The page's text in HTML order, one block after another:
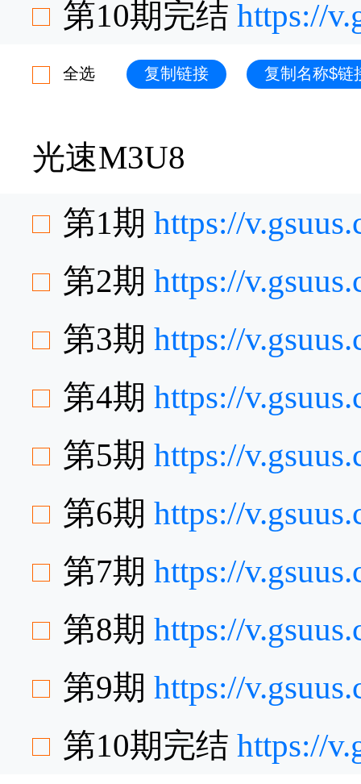
第10期完结 https://
全选 复制链接 复制名称$链
光速M3U8
第1期 https://
第2期 https://
第3期 https://
第4期 https://
第5期 https://
第6期 https://
第7期 https://
第8期 https://
第9期 https://
第10期完结 https://